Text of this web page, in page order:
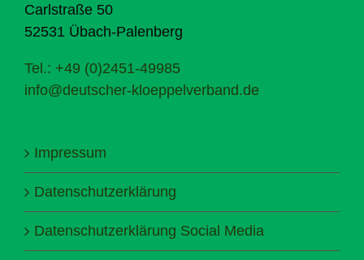
Carlstraße 50
52531 Übach-Palenberg
Tel.: +49 (0)2451-49985
info@deutscher-kloeppelverband.de
Impressum
Datenschutzerklärung
Datenschutzerklärung Social Media